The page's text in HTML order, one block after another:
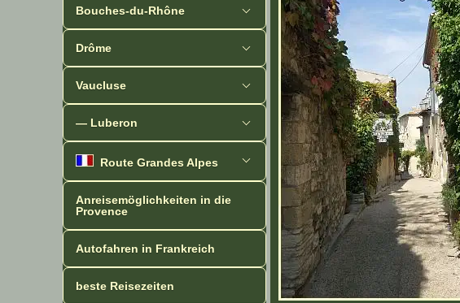
Bouches-du-Rhône
Drôme
Vaucluse
— Luberon
Route Grandes Alpes
Anreisemöglichkeiten in die
Provence
Autofahren in Frankreich
beste Reisezeiten